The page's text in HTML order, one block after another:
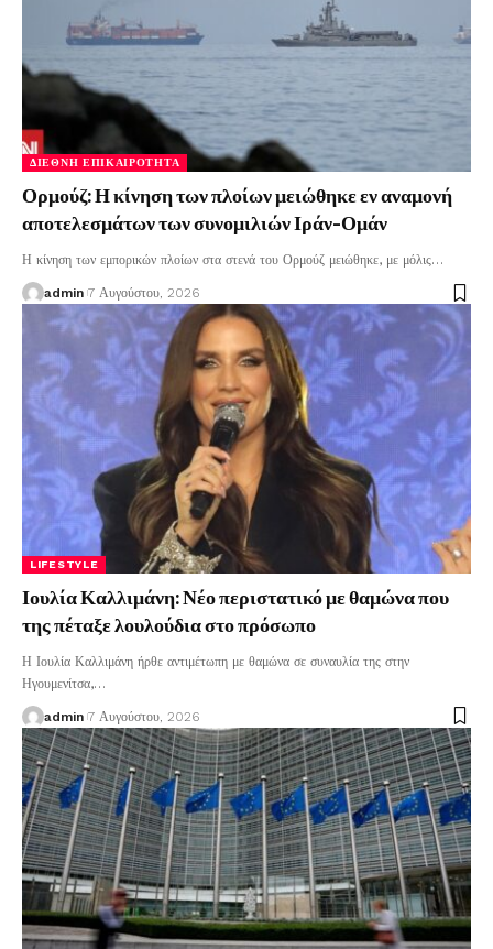
ΔΙΕΘΝΉ ΕΠΙΚΑΙΡΌΤΗΤΑ
Ορμούζ: Η κίνηση των πλοίων μειώθηκε εν αναμονή
αποτελεσμάτων των συνομιλιών Ιράν-Ομάν
Η κίνηση των εμπορικών πλοίων στα στενά του Ορμούζ μειώθηκε, με μόλις…
admin 7 Αυγούστου, 2026
LIFESTYLE
Ιουλία Καλλιμάνη: Νέο περιστατικό με θαμώνα που
της πέταξε λουλούδια στο πρόσωπο
Η Ιουλία Καλλιμάνη ήρθε αντιμέτωπη με θαμώνα σε συναυλία της στην
Ηγουμενίτσα,…
admin 7 Αυγούστου, 2026